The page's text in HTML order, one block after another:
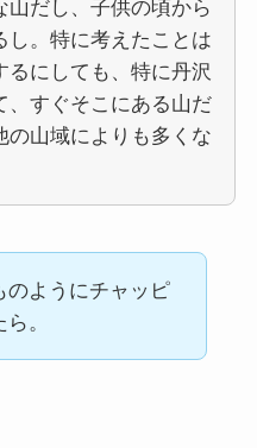
山だし、子供の頃から
し。特に考えたことは
にしても、特に丹沢
、すぐそこにある山だ
の山域によりも多くな
のようにチャッピ
。